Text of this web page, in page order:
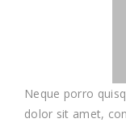
Neque porro
dolor sit amet,